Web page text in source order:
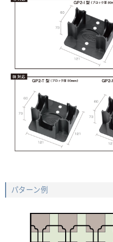
パターン例